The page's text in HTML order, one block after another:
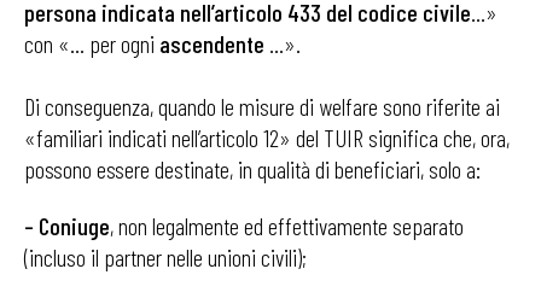
persona indicata nell’articolo 433 del codice civile…»
con «… per ogni ascendente …».
Di conseguenza, quando le misure di welfare sono riferite ai
«familiari indicati nell’articolo 12» del TUIR significa che, ora,
possono essere destinate, in qualità di beneficiari, solo a:
– Coniuge, non legalmente ed effettivamente separato
(incluso il partner nelle unioni civili);